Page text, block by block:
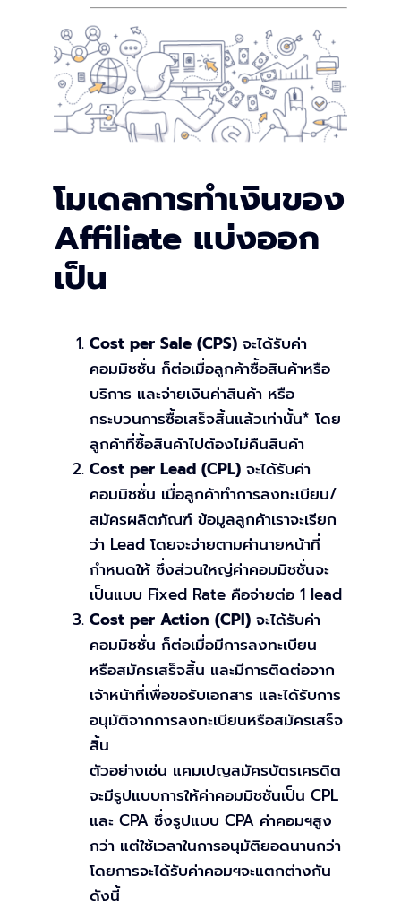
โมเดลการทำเงินของ
Affiliate แบ่งออก
เป็น
Cost per Sale (CPS) จะได้รับค่า
คอมมิชชั่น ก็ต่อเมื่อลูกค้าซื้อสินค้าหรือ
บริการ และจ่ายเงินค่าสินค้า หรือ
กระบวนการซื้อเสร็จสิ้นแล้วเท่านั้น* โดย
ลูกค้าที่ซื้อสินค้าไปต้องไม่คืนสินค้า
Cost per Lead (CPL)จะได้รับค่า
คอมมิชชั่น เมื่อลูกค้าทำการลงทะเบียน/
สมัครผลิตภัณฑ์ ข้อมูลลูกค้าเราจะเรียก
ว่า Lead โดยจะจ่ายตามค่านายหน้าที่
กำหนดให้ ซึ่งส่วนใหญ่ค่าคอมมิชชั่นจะ
เป็นแบบ Fixed Rate คือจ่ายต่อ 1 lead
Cost per Action (CPI)จะได้รับค่า
คอมมิชชั่น ก็ต่อเมื่อมีการลงทะเบียน
หรือสมัครเสร็จสิ้น และมีการติดต่อจาก
เจ้าหน้าที่เพื่อขอรับเอกสาร และได้รับการ
อนุมัติจากการลงทะเบียนหรือสมัครเสร็จ
สิ้น
ตัวอย่างเช่น แคมเปญสมัครบัตรเครดิต
จะมีรูปแบบการให้ค่าคอมมิชชั่นเป็น CPL
และ CPA ซึ่งรูปแบบ CPA ค่าคอมฯสูง
กว่า แต่ใช้เวลาในการอนุมัติยอดนานกว่า
โดยการจะได้รับค่าคอมฯจะแตกต่างกัน
ดังนี้